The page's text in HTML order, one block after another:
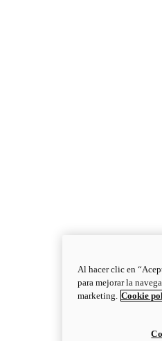
Al hacer clic en
para mejorar la
marketing. Cookie